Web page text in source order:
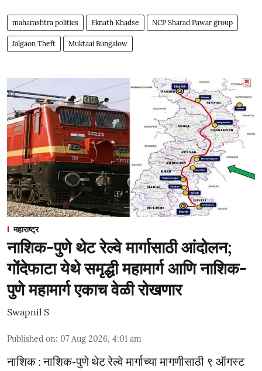
maharashtra politics Eknath Khadse NCP Sharad Pawar group
Jalgaon Theft Muktaai Bungalow
महाराष्ट्र
नाशिक-पुणे थेट रेल्वे मार्गासाठी आंदोलन;
गोंदेफाटा येथे समृद्धी महामार्ग आणि नाशिक-
पुणे महामार्ग एकाच वेळी रोखणार
Swapnil S
Published on: 07 Aug 2026, 4:01 am
नाशिक : नाशिक-पुणे थेट रेल्वे मार्गाच्या मागणीसाठी ९ ऑगस्ट